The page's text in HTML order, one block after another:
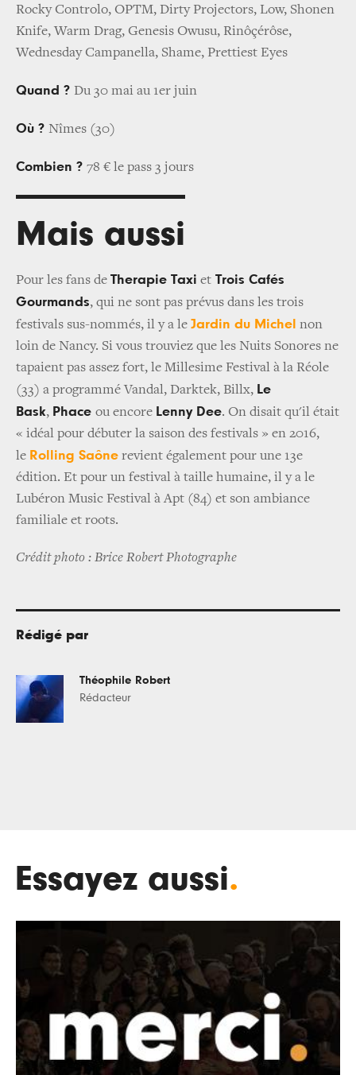
Rocky Controlo, OPTM, Dirty Projectors, Low, Shonen
Knife, Warm Drag, Genesis Owusu, Rinôçérôse,
Wednesday Campanella, Shame, Prettiest Eyes
Quand ? Du 30 mai au 1er juin
Où ? Nîmes (30)
Combien ? 78 € le pass 3 jours
Mais aussi
Pour les fans de Therapie Taxi et Trois Cafés
Gourmands, qui ne sont pas prévus dans les trois
festivals sus-nommés, il y a le Jardin du Michel non
loin de Nancy. Si vous trouviez que les Nuits Sonores ne
tapaient pas assez fort, le Millesime Festival à la Réole
(33) a programmé Vandal, Darktek, Billx, Le
Bask, Phace ou encore Lenny Dee. On disait qu'il était
« idéal pour débuter la saison des festivals » en 2016,
le Rolling Saône revient également pour une 13e
édition. Et pour un festival à taille humaine, il y a le
Lubéron Music Festival à Apt (84) et son ambiance
familiale et roots.
Crédit photo : Brice Robert Photographe
Rédigé par
Théophile Robert
Rédacteur
Essayez aussi.